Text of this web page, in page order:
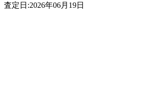
査定日:2026年06月19日